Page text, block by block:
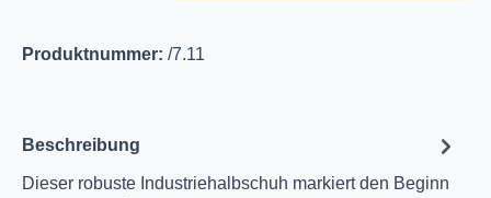
Produktnummer: /7.11
Beschreibung
Dieser robuste Industriehalbschuh markiert den Beginn